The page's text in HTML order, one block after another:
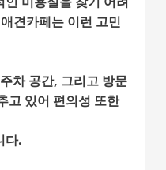
견카페는 이런 고민
차 공간, 그리고 방문
고 있어 편의성 또한
다.